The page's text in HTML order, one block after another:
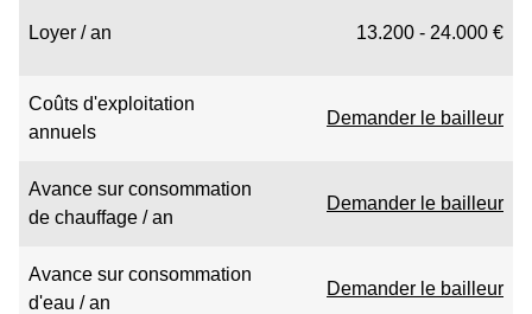
Loyer / an 13.200 - 24.000 €
Coûts d'exploitation
annuels
Demander le bailleur
Avance sur consommation
de chauffage / an
Demander le bailleur
Avance sur consommation
d'eau / an
Demander le bailleur